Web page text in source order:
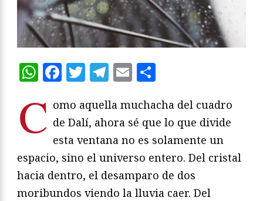
WhatsApp
Facebook
Twitter
Telegram
Email
C omo aquella muchacha del cuadro
de Dalí, ahora sé que lo que divide
esta ventana no es solamente un
espacio, sino el universo entero. Del cristal
hacia dentro, el desamparo de dos
moribundos viendo la lluvia caer. Del